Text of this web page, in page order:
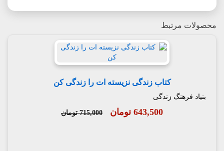
محصولات مرتبط
کتاب زندگی نزیسته ات را زندگی کن
بنیاد فرهنگ زندگی
643,500 تومان 715,000 تومان